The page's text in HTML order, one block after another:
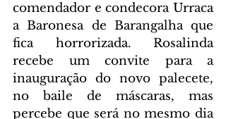
comendador e condecora Urraca
a Baronesa de Barangalha que
fica horrorizada. Rosalinda
recebe um convite para a
inauguração do novo palecete,
no baile de máscaras, mas
percebe que será no mesmo dia